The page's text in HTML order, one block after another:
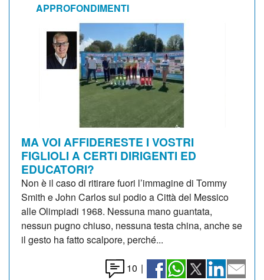
APPROFONDIMENTI
MA VOI AFFIDERESTE I VOSTRI
FIGLIOLI A CERTI DIRIGENTI ED
EDUCATORI?
Non è il caso di ritirare fuori l’immagine di Tommy
Smith e John Carlos sul podio a Città del Messico
alle Olimpiadi 1968. Nessuna mano guantata,
nessun pugno chiuso, nessuna testa china, anche se
il gesto ha fatto scalpore, perché...
10 |